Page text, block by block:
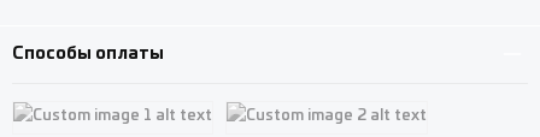
Способы оплаты